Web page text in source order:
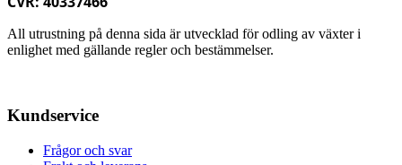
All utrustning på denna sida är utvecklad för odling av växter i
enlighet med gällande regler och bestämmelser.
Kundservice
Frågor och svar